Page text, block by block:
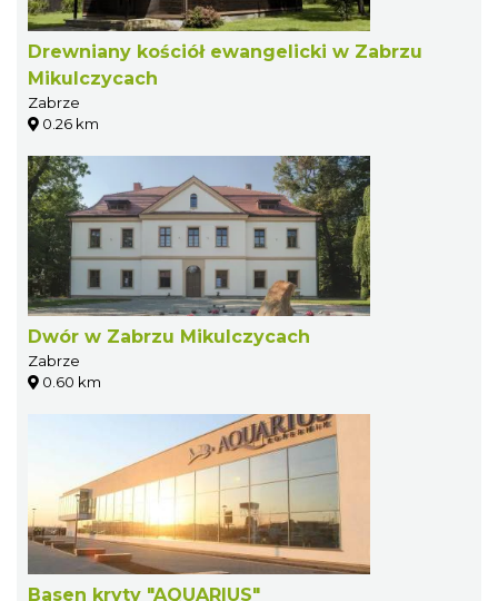
Drewniany kościół ewangelicki w Zabrzu
Mikulczycach
Zabrze
0.26 km
Dwór w Zabrzu Mikulczycach
Zabrze
0.60 km
Basen kryty "AQUARIUS"